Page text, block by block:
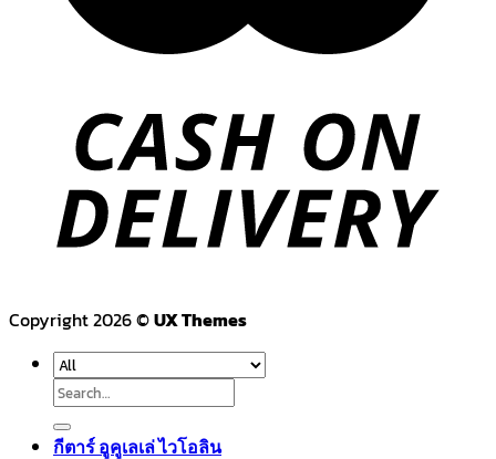
Copyright 2026 ©UX Themes
Search
for:
กีตาร์ อูคูเลเล่ ไวโอลิน